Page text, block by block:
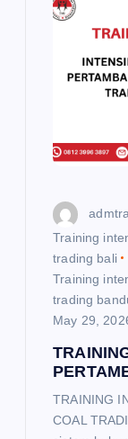
Training
trading bali
Training
trading
May 29,
TRAINING
COAL